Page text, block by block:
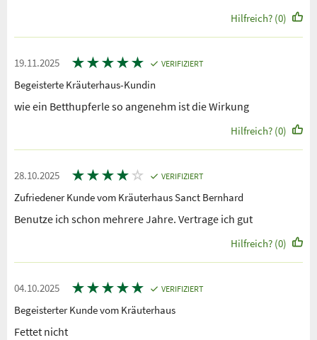
Hilfreich? (0)
19.11.2025 ★★★★★ VERIFIZIERT
Begeisterte Kräuterhaus-Kundin
wie ein Betthupferle so angenehm ist die Wirkung
Hilfreich? (0)
28.10.2025 ★★★★ ☆ VERIFIZIERT
Zufriedener Kunde vom Kräuterhaus Sanct Bernhard
Benutze ich schon mehrere Jahre. Vertrage ich gut
Hilfreich? (0)
04.10.2025 ★★★★★ VERIFIZIERT
Begeisterter Kunde vom Kräuterhaus
Fettet nicht